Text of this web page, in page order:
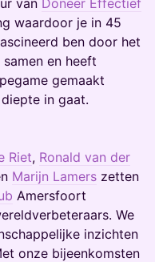
van Doneer Effectief
waardoor je in 45
ben door het
en heeft
gemaakt
in gaat.
Riet, Ronald van der
Marijn Lamers zetten
Amersfoort
We
inzichten
onze bijeenkomsten